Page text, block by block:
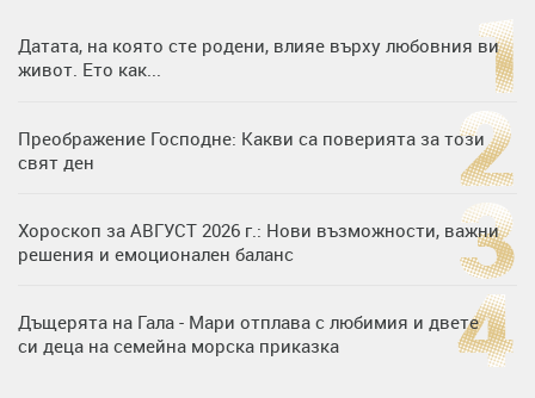
Датата, на която сте родени, влияе върху любовния ви
живот. Ето как...
Преображение Господне: Какви са поверията за този
свят ден
Хороскоп за АВГУСТ 2026 г.: Нови възможности, важни
решения и емоционален баланс
Дъщерята на Гала - Мари отплава с любимия и двете
си деца на семейна морска приказка